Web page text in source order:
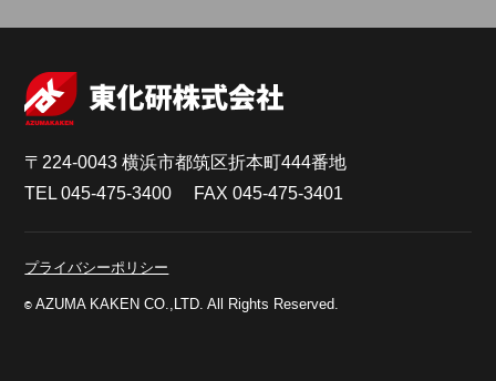
〒224-0043 横浜市都筑区折本町444番地
TEL045-475-3400 FAX 045-475-3401
© AZUMA KAKEN CO.,LTD. All Rights Reserved.
プライバシーポリシー